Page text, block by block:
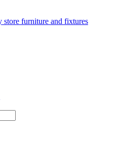
store furniture and fixtures